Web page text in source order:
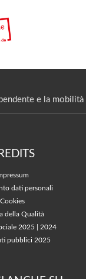
e la
dati personali
Cookies
della Qualità
2025
2024
pubblici 2025